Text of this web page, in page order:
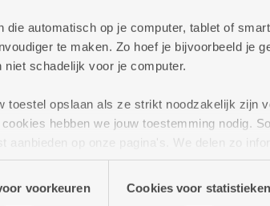
automatisch op je computer, tablet of
te maken. Zo hoef je bijvoorbeeld je
schadelijk voor je computer.
toestel opslaan als ze strikt noodzakelijk zijn
hebben we jouw toestemming nodig.
aanbieden op onze pagina's. We delen zo
social media, advertenties en analyse.
voorkeuren Cookies voor statistieken